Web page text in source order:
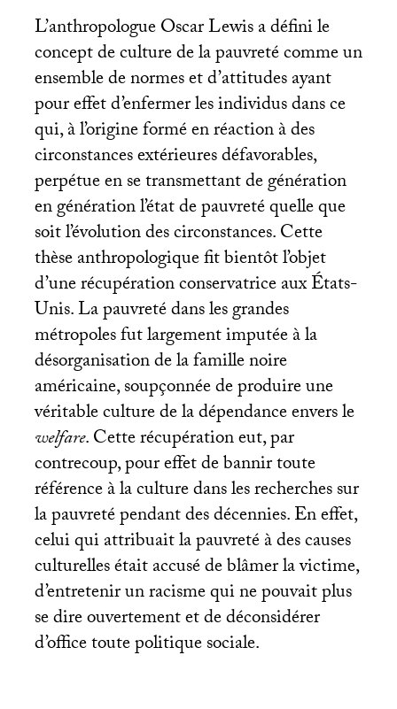
L’anthropologue Oscar Lewis a défini le
concept de culture de la pauvreté comme un
ensemble de normes et d’attitudes ayant
pour effet d’enfermer les individus dans ce
qui, à l’origine formé en réaction à des
circonstances extérieures défavorables,
perpétue en se transmettant de génération
en génération l’état de pauvreté quelle que
soit l’évolution des circonstances. Cette
thèse anthropologique fit bientôt l’objet
d’une récupération conservatrice aux États-
Unis. La pauvreté dans les grandes
métropoles fut largement imputée à la
désorganisation de la famille noire
américaine, soupçonnée de produire une
véritable culture de la dépendance envers le
welfare. Cette récupération eut, par
contrecoup, pour effet de bannir toute
référence à la culture dans les recherches sur
la pauvreté pendant des décennies. En effet,
celui qui attribuait la pauvreté à des causes
culturelles était accusé de blâmer la victime,
d’entretenir un racisme qui ne pouvait plus
se dire ouvertement et de déconsidérer
d’office toute politique sociale.